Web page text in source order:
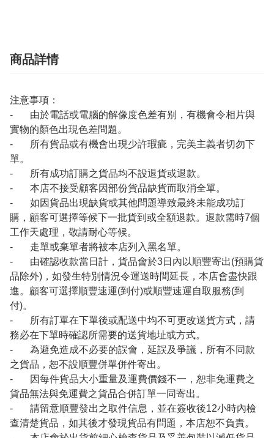
商品詳情
注意事項：
- 由於電話或電腦的解像度色差有别，有機會令相片與
實物的顏色出現色差問題。
- 所有貨品或有機會出現少許瑕疵，完美主義者切勿下
單。
- 所有成功訂購之貨品均不設退貨或退款。
- 本店不接受顧客因部份貨品缺貨而取消全單。
- 如因貨品出現缺貨或其他問題導致最終未能成功訂
購，顧客可選擇等候下一批貨到或全額退款。退款需時7個
工作天處理，敬請耐心等候。
- 走單或棄單者將被本店列入黑名單。
- 由確認收款當日計，貨品會於3日內以順豐寄出(預購貨
品除外)，如發生特別情況令運送時間延長，本店會盡快跟
進。顧客可選擇順豐速運(到付)或順豐速運自取服務(到
付)。
- 所有訂單在下單後或配送中均不可更改送貨方式，請
務必在下單時確認所需要的送貨地址或方式。
- 為避免造成不必要的誤會，延誤及爭議，所有不同款
之貨品，恕不設順豐併單併件寄出。
- 因每件貨品大小重量及運費價錢不一，恕非免運費之
貨品無法與免運費之貨品合併訂單一同寄出。
- 請留意順豐發出之取件信息，並在簽收後12小時內檢
查清楚貨品，如其後才發現貨品有問題，本店恕不負責。